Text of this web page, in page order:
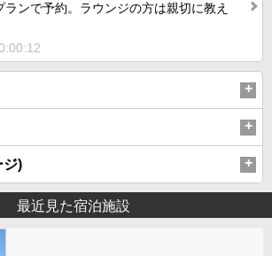
ランで予約。ラウンジの方は親切に教え
ジ)
最近見た宿泊施設